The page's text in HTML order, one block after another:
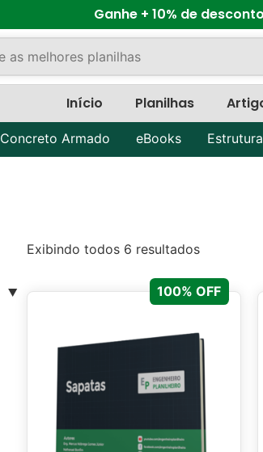
Ganhe + 10% de
Início Planilhas
Concreto Armado eBooks
Exibindo todos 6 resultados
100% OFF